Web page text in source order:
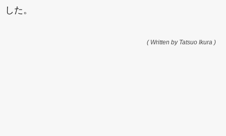
した。
( Written by Tatsuo Ikura )